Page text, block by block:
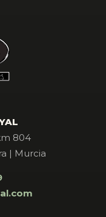
804
| Murcia